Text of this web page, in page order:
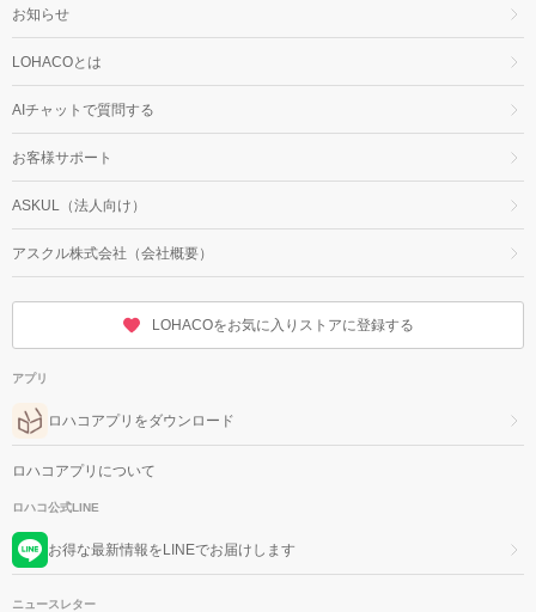
お知らせ
LOHACOとは
AIチャットで質問する
お客様サポート
ASKUL（法人向け）
アスクル株式会社（会社概要）
LOHACOをお気に入りストアに登録する
アプリ
ロハコアプリをダウンロード
ロハコアプリについて
ロハコ公式LINE
お得な最新情報をLINEでお届けします
ニュースレター